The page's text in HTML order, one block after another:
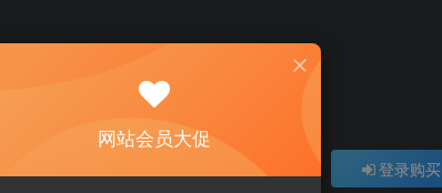
免费
登录购买
网站会员大促